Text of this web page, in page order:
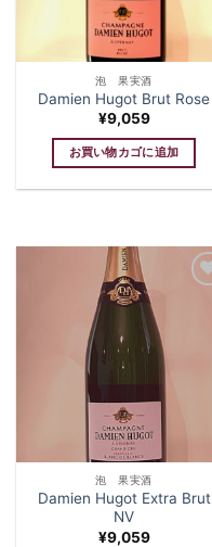
泡 果実酒
Damien Hugot Brut Rose
¥9,059
お買い物カゴに追加
泡 果実酒
Damien Hugot Extra Brut
NV
¥9,059